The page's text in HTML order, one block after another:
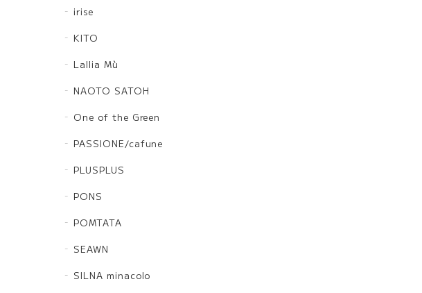
irise
KITO
Lallia Mù
NAOTO SATOH
One of the Green
PASSIONE/cafune
PLUSPLUS
PONS
POMTATA
SEAWN
SILNA minacolo